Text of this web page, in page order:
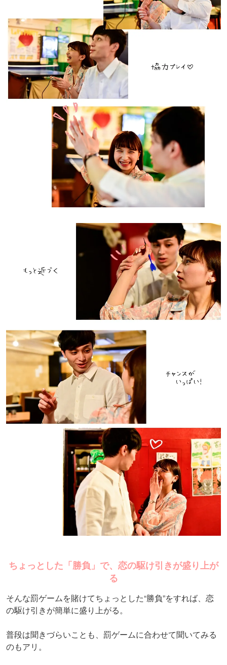
ちょっとした「勝負」で、恋の駆け引きが盛り上が
る
そんな罰ゲームを賭けてちょっとした“勝負”をすれば、恋
の駆け引きが簡単に盛り上がる。
普段は聞きづらいことも、罰ゲームに合わせて聞いてみる
のもアリ。